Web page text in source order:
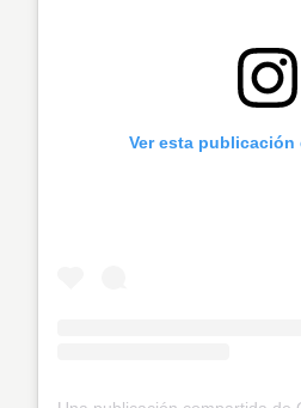
Ver esta publicación